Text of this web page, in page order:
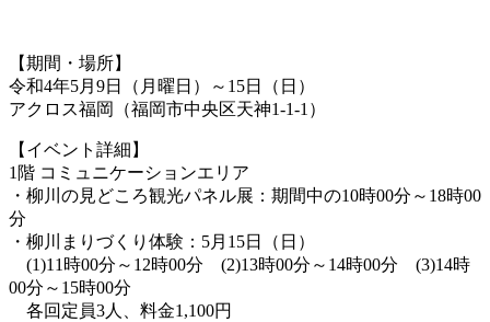
【期間・場所】
令和4年5月9日（月曜日）～15日（日）
アクロス福岡（福岡市中央区天神1-1-1）
【イベント詳細】
1階 コミュニケーションエリア
・柳川の見どころ観光パネル展：期間中の10時00分～18時00
分
・柳川まりづくり体験：5月15日（日）
(1)11時00分～12時00分 (2)13時00分～14時00分 (3)14時
00分～15時00分
各回定員3人、料金1,100円